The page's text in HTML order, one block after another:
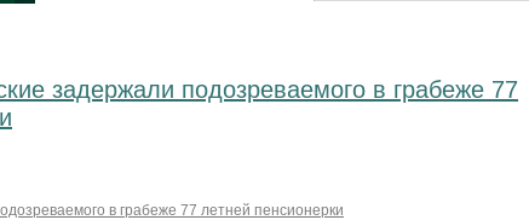
задержали подозреваемого в грабеже 77
в грабеже 77 летней пенсионерки